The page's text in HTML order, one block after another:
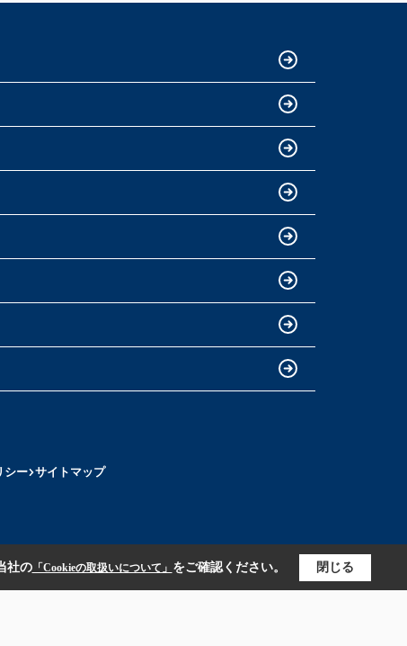
シー サイトマップ
社の「Cookieの取扱いについて」 をご確認ください。 閉じる